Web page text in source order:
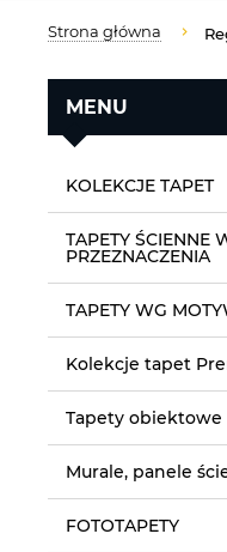
Strona główna
MENU
KOLEKCJE TAPET
TAPETY ŚCIENNE
PRZEZNACZENIA
TAPETY WG
Kolekcje tapet
Tapety obiektowe
Murale, panele
FOTOTAPETY